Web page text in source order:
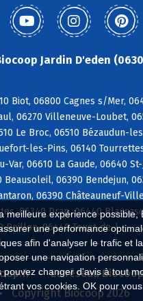
meilleure expérience possible,
une performance
afin d'analyser le trafic et
une navigation
pouvez changer d'avis à tout
vos cookies. OK pour
Jardin D'eden
Biot, 06800 Cagnes s/Mer,
06270 Villeneuve-Loubet,
Le Broc, 06510 Bézaudun-
les-Pins, 06140
Var, 06610 La Gaude, 06640 St-
Beausoleil, 06390 Bendejun,
06390 Châteauneuf-
06340 Drap, 06440
Peillon, 06440 Touët-de-l
Le réseau Biocoop
Copyright Biocoop 2026